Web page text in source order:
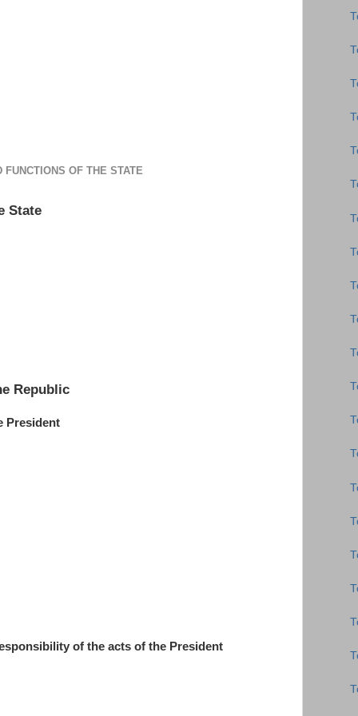
FUNCTIONS OF THE STATE
State
Republic
President
of the acts of the President